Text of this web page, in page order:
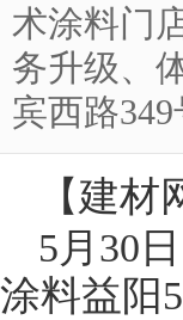
术涂料门
务升级、
宾西路
【建材
5月30
涂料益阳